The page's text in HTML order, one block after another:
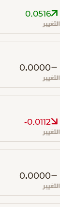
0.0516
التغيير
0.0000
التغيير
-0.0112
التغيير
0.0000
التغيير